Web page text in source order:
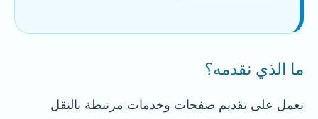
ما الذي نقدمه؟
نعمل على تقديم صفحات وخدمات مرتبطة بالنقل